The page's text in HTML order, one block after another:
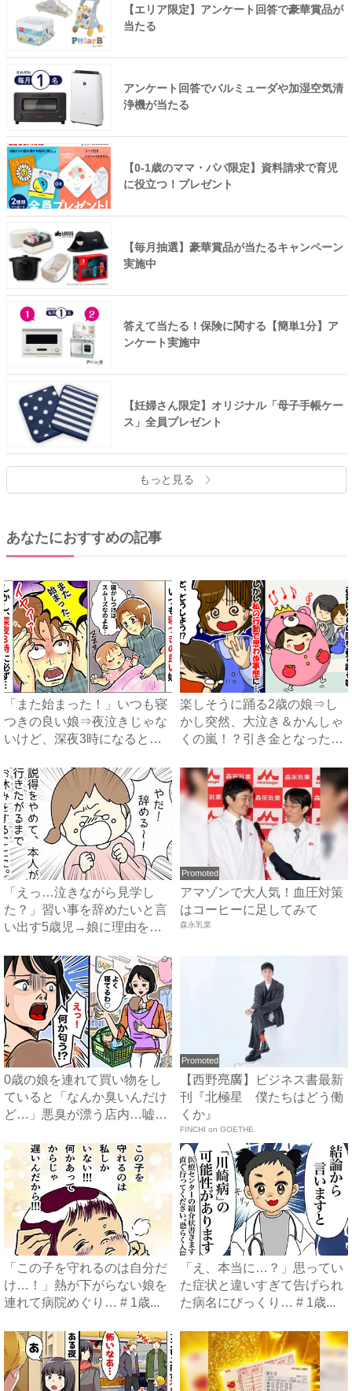
【エリア限定】アンケート回答で豪華賞品が
当たる
アンケート回答でバルミューダや加湿空気清
浄機が当たる
【0-1歳のママ・パパ限定】資料請求で育児
に役立つ！プレゼント
【毎月抽選】豪華賞品が当たるキャンペーン
実施中
答えて当たる！保険に関する【簡単1分】ア
ンケート実施中
【妊婦さん限定】オリジナル「母子手帳ケー
ス」全員プレゼント
もっと見る
あなたにおすすめの記事
「また始まった！」いつも寝
つきの良い娘⇒夜泣きじゃな
いけど、深夜3時になると必
楽しそうに踊る2歳の娘⇒し
かし突然、大泣き＆かんしゃ
くの嵐！？引き金となった出
「えっ…泣きながら見学し
た？」習い事を辞めたいと言
い出す5歳児→娘に理由を聞
Promoted
アマゾンで大人気！血圧対策
はコーヒーに足してみて
森永乳業
0歳の娘を連れて買い物をし
ていると「なんか臭いんだけ
ど…」悪臭が漂う店内…嘘で
Promoted
【西野亮廣】ビジネス書最新
刊『北極星 僕たちはどう働
くか』
FINCHI on GOETHE
「この子を守れるのは自分だ
け…！」熱が下がらない娘を
連れて病院めぐり… # 1歳...
「え、本当に…？」思ってい
た症状と違いすぎて告げられ
た病名にびっくり… # 1歳...